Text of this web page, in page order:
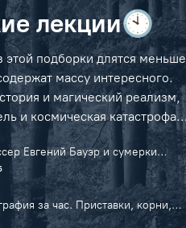
лекции🕙
этой подборки длятся меньше
массу интересного.
и магический реализм,
и космическая катастрофа,
и другие интересные темы
подборки!
Евгений Бауэр и сумерки
души
за час. Приставки, корни,